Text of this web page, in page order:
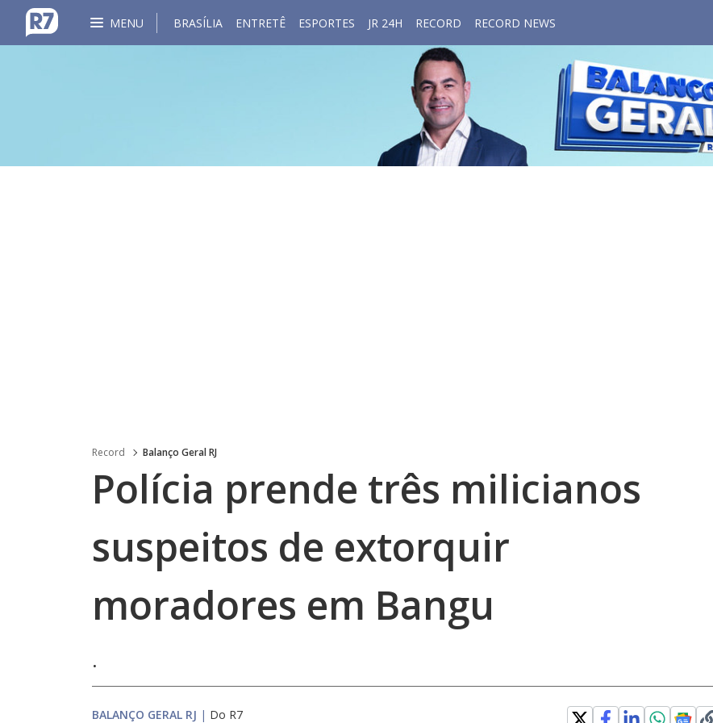
MENU BRASÍLIA ENTRETÊ ESPORTES JR 24H RECORD RECORD NEWS
Record Balanço Geral RJ
Polícia prende três milicianos
suspeitos de extorquir
moradores em Bangu
.
BALANÇO GERAL RJ | Do R7